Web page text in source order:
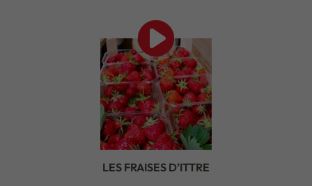
LES FRAISES D’ITTRE